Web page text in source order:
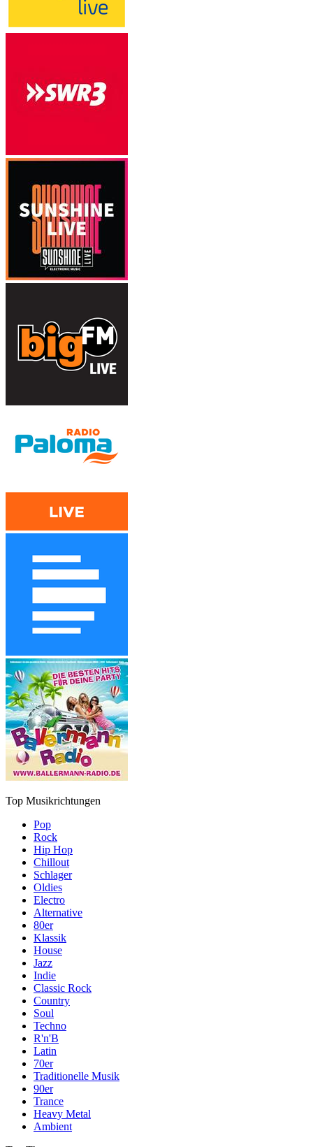
Top Musikrichtungen
Pop
Rock
Hip Hop
Chillout
Schlager
Oldies
Electro
Alternative
80er
Klassik
House
Jazz
Indie
Classic Rock
Country
Soul
Techno
R'n'B
Latin
70er
Traditionelle Musik
90er
Trance
Heavy Metal
Ambient